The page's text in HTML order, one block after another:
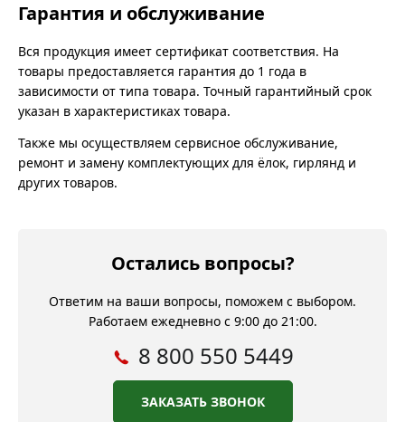
Гарантия и обслуживание
Вся продукция имеет сертификат соответствия. На
товары предоставляется гарантия до 1 года в
зависимости от типа товара. Точный гарантийный срок
указан в характеристиках товара.
Также мы осуществляем сервисное обслуживание,
ремонт и замену комплектующих для ёлок, гирлянд и
других товаров.
Остались вопросы?
Ответим на ваши вопросы, поможем с выбором.
Работаем ежедневно с 9:00 до 21:00.
8 800 550 5449
ЗАКАЗАТЬ ЗВОНОК